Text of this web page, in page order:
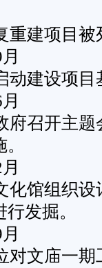
重建项目被
动建设项目
府召开主
化馆组织
发掘。
对文庙一